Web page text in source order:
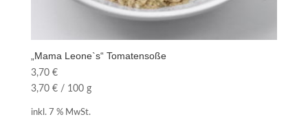
„Mama Leone`s“ Tomatensoße
3,70 €
3,70 €/ 100 g
inkl. 7 % MwSt.